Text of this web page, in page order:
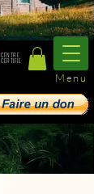
Menu
CENTRE
CERTIFIE